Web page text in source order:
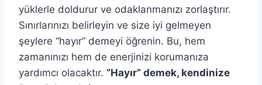
yüklerle doldurur ve odaklanmanızı zorlaştırır.
Sınırlarınızı belirleyin ve size iyi gelmeyen
şeylere “hayır” demeyi öğrenin. Bu, hem
zamanınızı hem de enerjinizi korumanıza
yardımcı olacaktır. “Hayır” demek, kendinize